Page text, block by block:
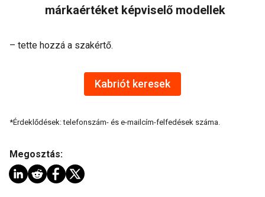
márkaértéket képviselő modellek
– tette hozzá a szakértő.
Kabriót keresek
*Érdeklődések: telefonszám- és e-mailcím-felfedések száma.
Megosztás: